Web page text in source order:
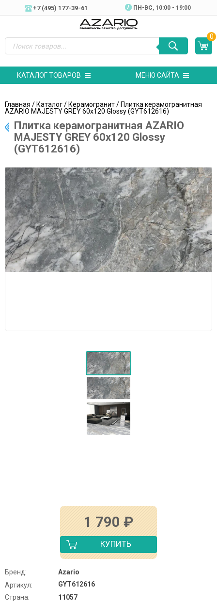
+7 (495) 177-39-61 ПН-ВC, 10:00 - 19:00
0
КАТАЛОГ ТОВАРОВ МЕНЮ САЙТА
Главная /Каталог/Керамогранит/ Плитка керамогранитная
AZARIO MAJESTY GREY 60х120 Glossy (GYT612616)
Плитка керамогранитная AZARIO
MAJESTY GREY 60х120 Glossy
(GYT612616)
1 790 ₽
КУПИТЬ
Бренд:
Azario
Артикул:
GYT612616
Страна:
11057